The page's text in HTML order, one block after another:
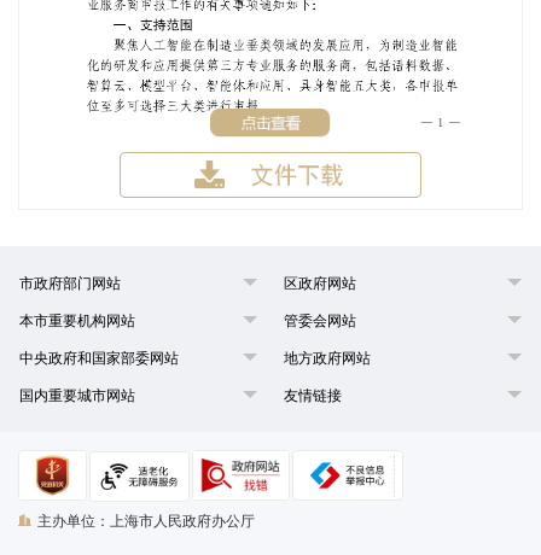
市政府部门网站 区政府网站
本市重要机构网站 管委会网站
中央政府和国家部委网站 地方政府网站
国内重要城市网站 友情链接
主办单位：上海市人民政府办公厅